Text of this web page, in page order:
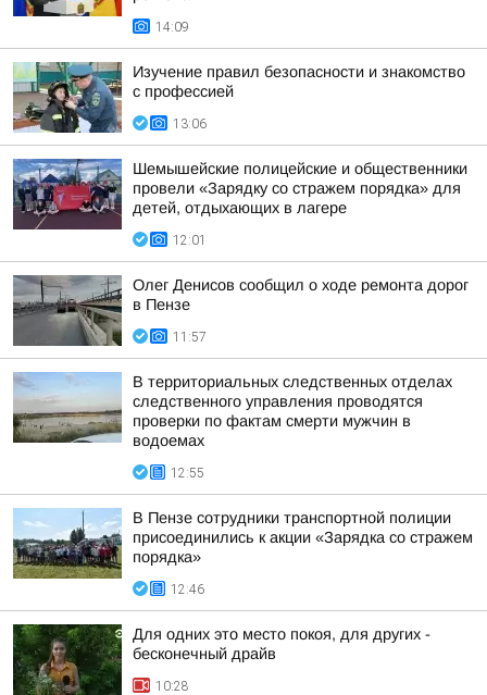
14:09
Изучение правил безопасности и знакомство
с профессией
13:06
Шемышейские полицейские и общественники
провели «Зарядку со стражем порядка» для
детей, отдыхающих в лагере
12:01
Олег Денисов сообщил о ходе ремонта дорог
в Пензе
11:57
В территориальных следственных отделах
следственного управления проводятся
проверки по фактам смерти мужчин в
водоемах
12:55
В Пензе сотрудники транспортной полиции
присоединились к акции «Зарядка со стражем
порядка»
12:46
Для одних это место покоя, для других -
бесконечный драйв
10:28